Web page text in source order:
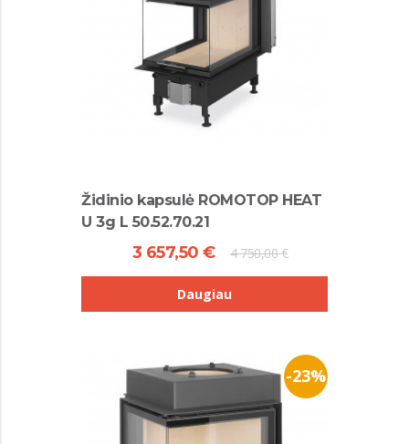
Židinio kapsulė ROMOTOP HEAT
U 3g L 50.52.70.21
3 657,50 € 4 750,00 €
Daugiau
-23%